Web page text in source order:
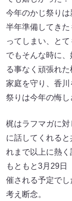
今年のかじ祭りは
半年準備してき
ってしまい、とて
でもそんな時に
る事なく頑張れた
家庭を守り、香
祭りは今年の悔し
梶はラフマガに
に話してくれる
れまで以上に熱く
もともと3月29日
催される予定で
考え断念。